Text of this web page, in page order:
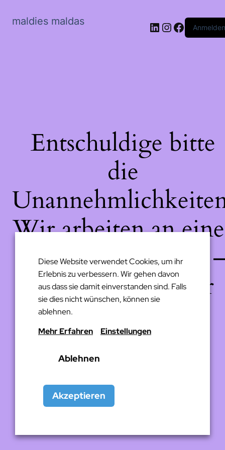
maldies maldas LinkedIn
Instagram
Anmelden
Entschuldige bitte
die
Wir arbeiten an
großartigen Sache
schau bald wieder
Diese Website verwendet Cookies, um ihr
Erlebnis zu verbessern. Wir gehen davon
aus dass sie damit einverstanden sind. Falls
sie dies nicht wünschen, können sie
ablehnen.
Mehr Erfahren
Einstellungen
Ablehnen
Akzeptieren